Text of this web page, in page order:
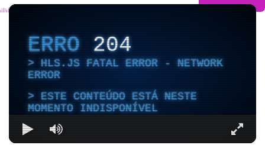
ERRO204
HLS.JS FATAL ERROR - NETWORK
ERROR
ESTE CONTEÚDO ESTÁ NESTE
MOMENTO INDISPONÍVEL